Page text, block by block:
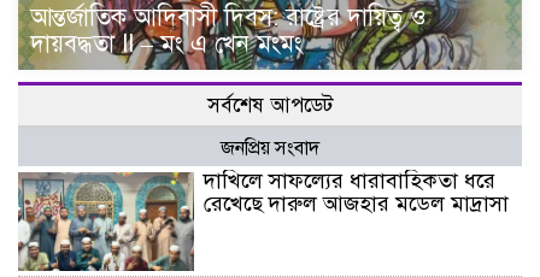
আন্তর্জাতিক আদিবাসী দিবস: রাষ্ট্রের দায়িত্ব ও
দায়বদ্ধতা II – মং এ খেন মংমং
সর্বশেষ আপডেট
জনপ্রিয় সংবাদ
দাখিলে সাফল্যের ধারাবাহিকতা ধরে
রেখেছে দারুল আজহার মডেল মাদ্রাসা